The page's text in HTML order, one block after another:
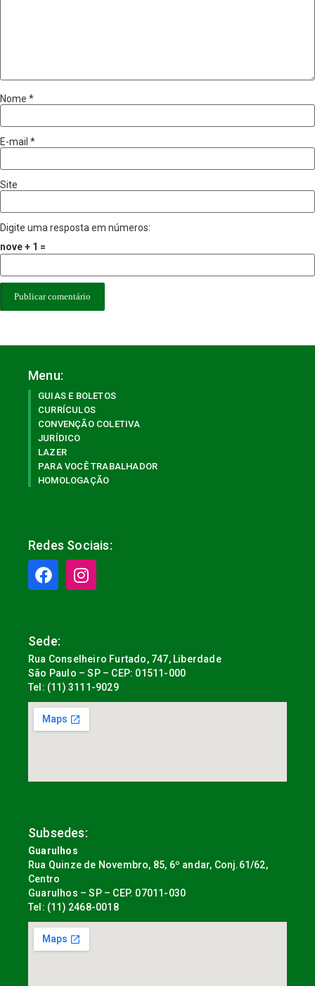
Nome *
E-mail *
Site
Digite uma resposta em números:
nove + 1 =
Menu:
GUIAS E BOLETOS
CURRÍCULOS
CONVENÇÃO COLETIVA
JURÍDICO
LAZER
PARA VOCÊ TRABALHADOR
HOMOLOGAÇÃO
Redes Sociais:
Sede:
Rua Conselheiro Furtado, 747, Liberdade
São Paulo – SP – CEP: 01511-000
Tel: (11) 3111-9029
Subsedes:
Guarulhos
Rua Quinze de Novembro, 85, 6º andar, Conj.61/62,
Centro
Guarulhos – SP – CEP. 07011-030
Tel: (11) 2468-0018